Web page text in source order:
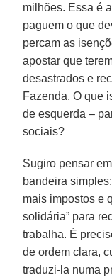
milhões. Essa é
paguem o que
percam as
apostar que
desastrados e
Fazenda. O que
de esquerda –
sociais?
Sugiro pensar
bandeira
mais impostos e
solidária” para
trabalha. É
de ordem clara,
traduzi-la numa